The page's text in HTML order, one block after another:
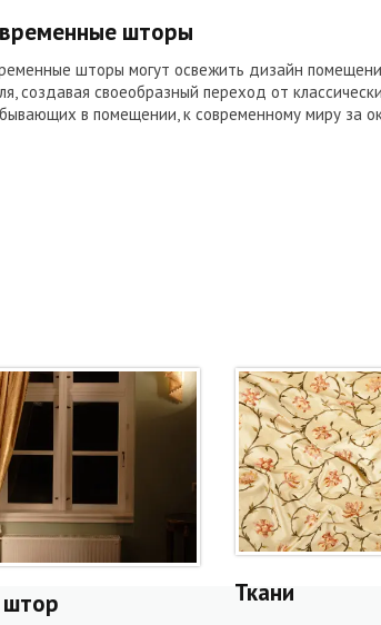
шторы
шторы могут освежить дизайн
создавая своеобразный переход от
в помещении, к современному миру за
Ткани